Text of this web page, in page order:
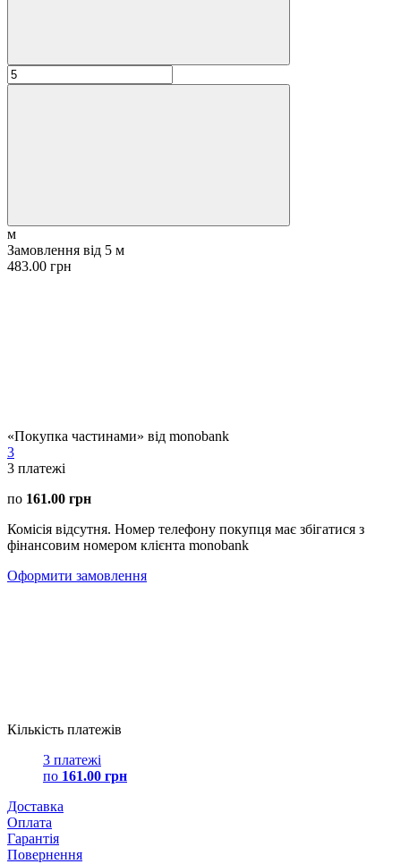
м
Замовлення від 5 м
483.00 грн
«Покупка частинами» від monobank
3
3 платежі
по 161.00 грн
Комісія відсутня. Номер телефону покупця має збігатися з
фінансовим номером клієнта monobank
Оформити замовлення
Кількість платежів
3 платежі
по 161.00 грн
Доставка
Оплата
Гарантія
Повернення